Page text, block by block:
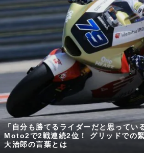
「自分も勝てるライダーだと思ってい
Moto2で2戦連続2位！ グリッドでの
大治郎の言葉とは